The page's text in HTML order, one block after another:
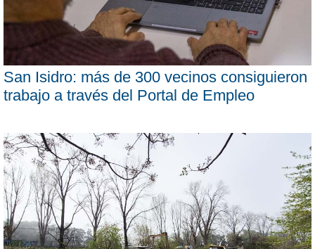
San Isidro: más de 300 vecinos consiguieron
trabajo a través del Portal de Empleo